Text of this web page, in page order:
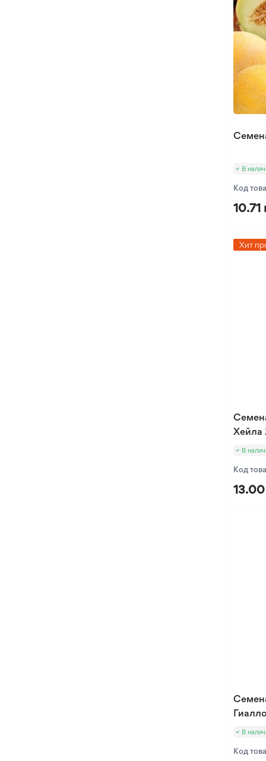
В
Код
10.71
Хит
В
Код
Гиалло
В
Код